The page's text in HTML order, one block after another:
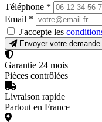
Téléphone *
Email *
J'accepte les
Envoyer votre demande
Garantie 24 mois
Pièces contrôlées
Livraison rapide
Partout en France